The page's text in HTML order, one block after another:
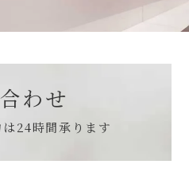
わせ
24時間承ります